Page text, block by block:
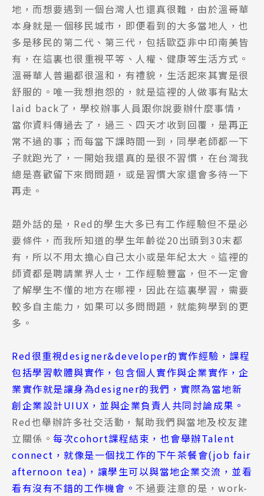
地，而想要遇到一個台灣人也還真很難，由於溫哥華
本身就是一個移民城市，即便看到的大多當地人，也
多是移民的第二代、第三代，包括歐亞非中印南美皆
有，在這裏也很重視平等、人權、健康等生活方式。
溫哥華人普遍都很溫和，有禮貌，生活起來其實是很
舒服的。唯一我想抱怨的，就是這裡的人做事有點太
laid back了，學校辦事人員跟你說要辦什麼事情，
當你資料傳過去了，過三、四天才收到回覆，是再正
常不過的事；而每當下課時間一到，同學老師都一下
子就跑光了，一開始我還真的是很不習慣，在台灣我
總是喜歡留下來問問題，或是習慣大家還會多待一下
再走。
題外話的是，Red的學生大多已有工作經驗但不是必
要條件，而我所知道的學生年齡從20出頭到30末都
有，所以不用太擔心自己太小或是年紀太大。這裡的
師資都是聘請業界人士，工作經驗豐富，但不一定會
了解學生不懂的地方在哪裡，因此在這裏學習，需要
較多自主能力，如果可以多問問題，就能夠學到的更
多。
Red很重視designer&developer的實作經驗，課程
包括學習軟體與實作，包含個人實作與企業實作，企
業實作就是讓身為designer的我們，實際為當地新
創企業設計UIUX，並與企業負責人共同討論成果。
Red也舉辦許多社交活動，幫助我們與當地及校友建
立關係。 每次cohort課程結束，也會舉辦Talent
connect，就像是一個找工作的下午茶餐會(job fair
afternoon tea)，讓學生可以與當地企業交流，並看
看有沒有不錯的工作機會。 不過要注意的是，work-